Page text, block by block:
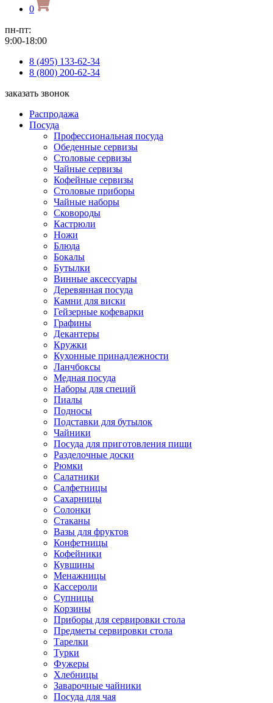
0
пн-пт:
9:00-18:00
8 (495) 133-62-34
8 (800) 200-62-34
заказать звонок
Распродажа
Посуда
Профессиональная посуда
Обеденные сервизы
Столовые сервизы
Чайные сервизы
Кофейные сервизы
Столовые приборы
Чайные наборы
Сковороды
Кастрюли
Ножи
Блюда
Бокалы
Бутылки
Винные аксессуары
Деревянная посуда
Камни для виски
Гейзерные кофеварки
Графины
Декантеры
Кружки
Кухонные принадлежности
Ланчбоксы
Медная посуда
Наборы для специй
Пиалы
Подносы
Подставки для бутылок
Чайники
Посуда для приготовления пищи
Разделочные доски
Рюмки
Салатники
Салфетницы
Сахарницы
Солонки
Стаканы
Вазы для фруктов
Конфетницы
Кофейники
Кувшины
Менажницы
Кассероли
Супницы
Корзины
Приборы для сервировки стола
Предметы сервировки стола
Тарелки
Турки
Фужеры
Хлебницы
Заварочные чайники
Посуда для чая